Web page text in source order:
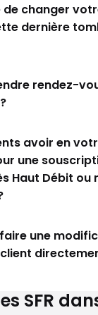
de changer
dernière
rendez-
avoir en
une
Haut Débit ou
une
SFR